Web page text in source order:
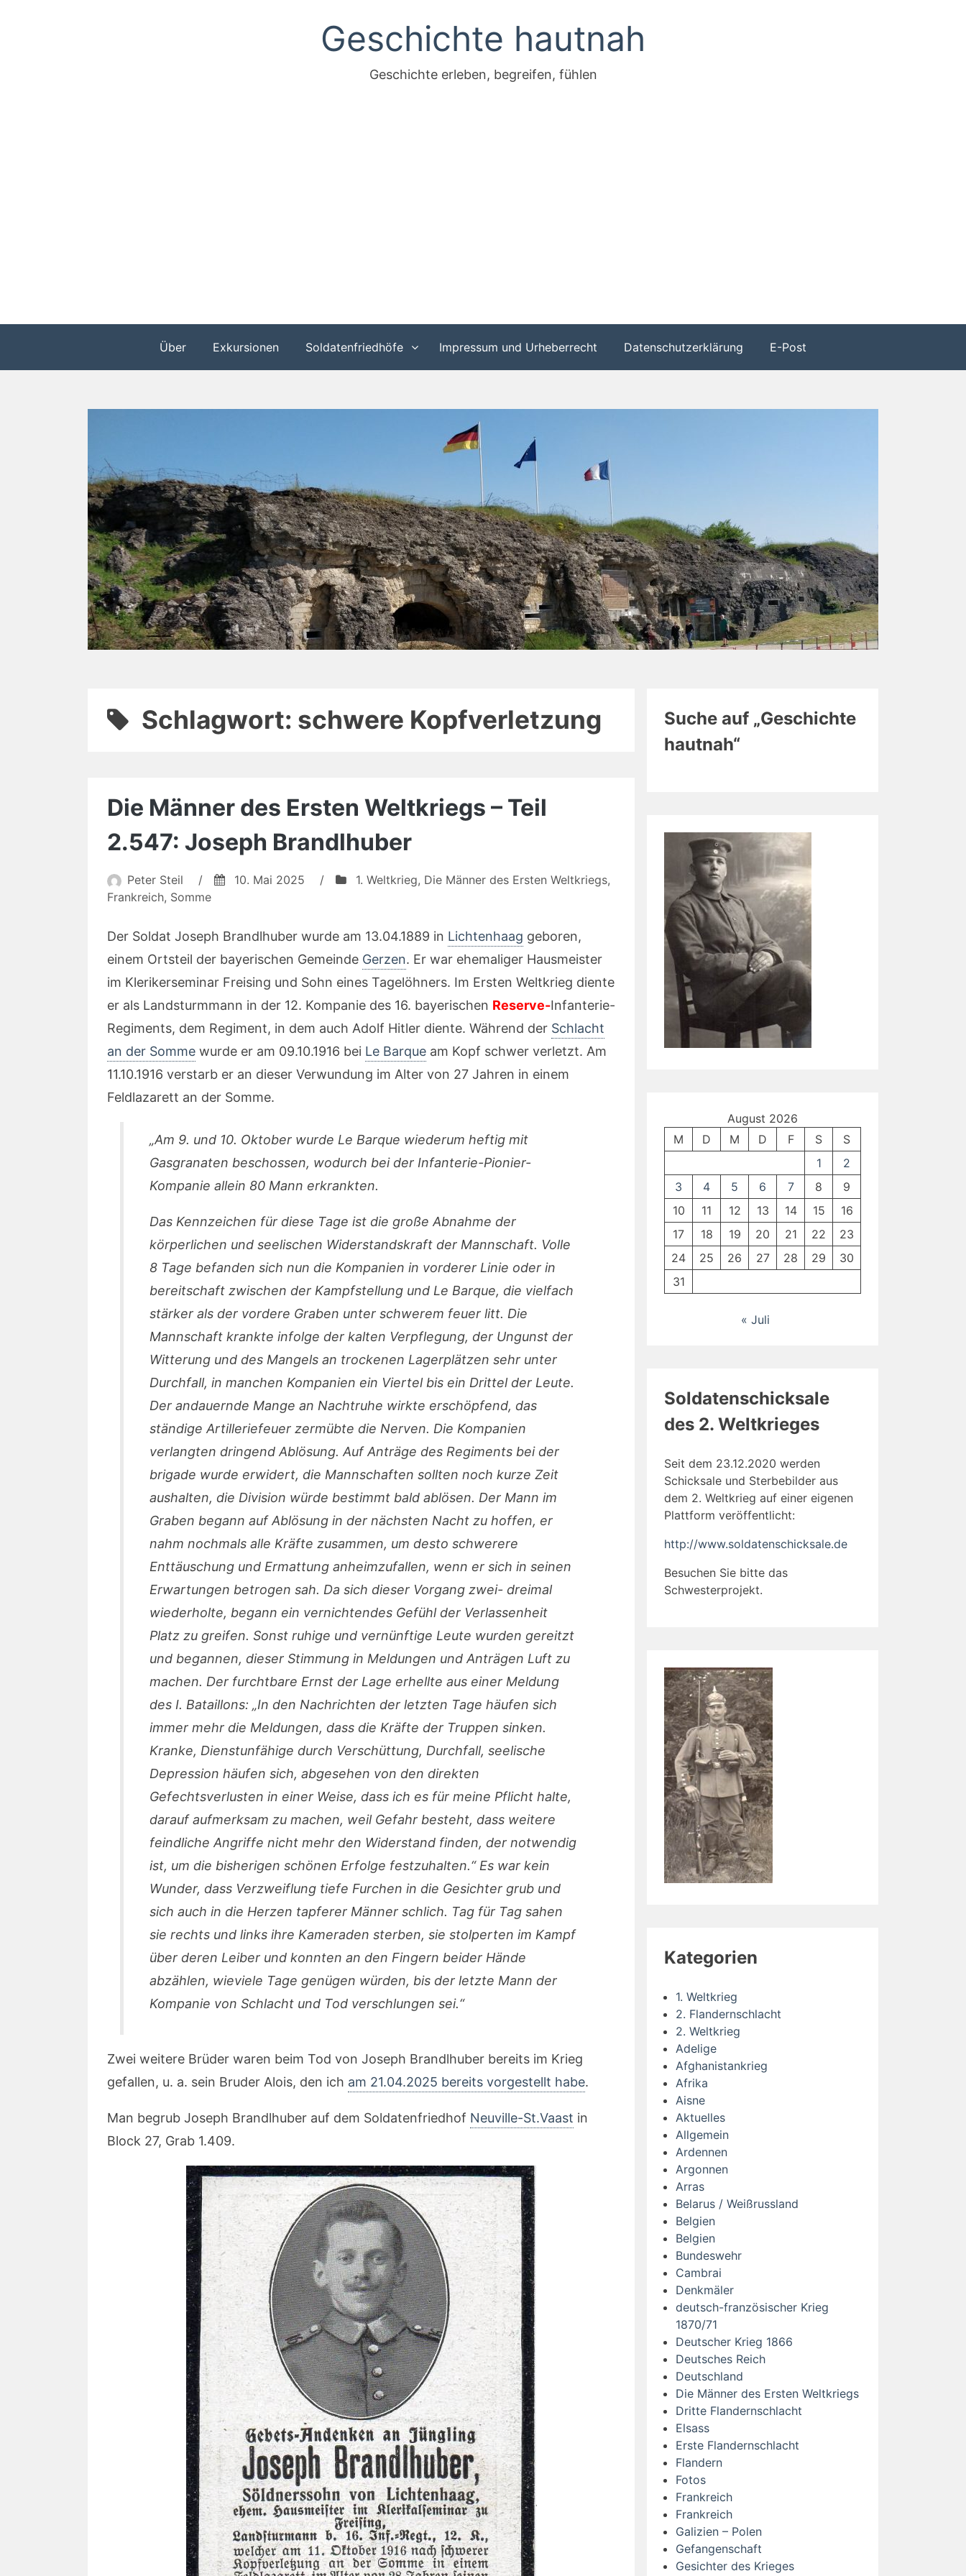
Geschichte hautnah
Geschichte erleben, begreifen, fühlen
Über Exkursionen Soldatenfriedhöfe Impressum und Urheberrecht Datenschutzerklärung E-Post
Schlagwort: schwere Kopfverletzung
Die Männer des Ersten Weltkriegs – Teil
2.547: Joseph Brandlhuber
Peter Steil / 10. Mai 2025 / 1. Weltkrieg, Die Männer des Ersten Weltkriegs,
Frankreich, Somme
Der Soldat Joseph Brandlhuber wurde am 13.04.1889 in Lichtenhaag geboren,
einem Ortsteil der bayerischen Gemeinde Gerzen. Er war ehemaliger Hausmeister
im Klerikerseminar Freising und Sohn eines Tagelöhners. Im Ersten Weltkrieg diente
er als Landsturmmann in der 12. Kompanie des 16. bayerischen Reserve-Infanterie-
Regiments, dem Regiment, in dem auch Adolf Hitler diente. Während der Schlacht
an der Somme wurde er am 09.10.1916 bei Le Barque am Kopf schwer verletzt. Am
11.10.1916 verstarb er an dieser Verwundung im Alter von 27 Jahren in einem
Feldlazarett an der Somme.
„Am 9. und 10. Oktober wurde Le Barque wiederum heftig mit
Gasgranaten beschossen, wodurch bei der Infanterie-Pionier-
Kompanie allein 80 Mann erkrankten.
Das Kennzeichen für diese Tage ist die große Abnahme der
körperlichen und seelischen Widerstandskraft der Mannschaft. Volle
8 Tage befanden sich nun die Kompanien in vorderer Linie oder in
bereitschaft zwischen der Kampfstellung und Le Barque, die vielfach
stärker als der vordere Graben unter schwerem feuer litt. Die
Mannschaft krankte infolge der kalten Verpflegung, der Ungunst der
Witterung und des Mangels an trockenen Lagerplätzen sehr unter
Durchfall, in manchen Kompanien ein Viertel bis ein Drittel der Leute.
Der andauernde Mange an Nachtruhe wirkte erschöpfend, das
ständige Artilleriefeuer zermübte die Nerven. Die Kompanien
verlangten dringend Ablösung. Auf Anträge des Regiments bei der
brigade wurde erwidert, die Mannschaften sollten noch kurze Zeit
aushalten, die Division würde bestimmt bald ablösen. Der Mann im
Graben begann auf Ablösung in der nächsten Nacht zu hoffen, er
nahm nochmals alle Kräfte zusammen, um desto schwerere
Enttäuschung und Ermattung anheimzufallen, wenn er sich in seinen
Erwartungen betrogen sah. Da sich dieser Vorgang zwei- dreimal
wiederholte, begann ein vernichtendes Gefühl der Verlassenheit
Platz zu greifen. Sonst ruhige und vernünftige Leute wurden gereitzt
und begannen, dieser Stimmung in Meldungen und Anträgen Luft zu
machen. Der furchtbare Ernst der Lage erhellte aus einer Meldung
des I. Bataillons: „In den Nachrichten der letzten Tage häufen sich
immer mehr die Meldungen, dass die Kräfte der Truppen sinken.
Kranke, Dienstunfähige durch Verschüttung, Durchfall, seelische
Depression häufen sich, abgesehen von den direkten
Gefechtsverlusten in einer Weise, dass ich es für meine Pflicht halte,
darauf aufmerksam zu machen, weil Gefahr besteht, dass weitere
feindliche Angriffe nicht mehr den Widerstand finden, der notwendig
ist, um die bisherigen schönen Erfolge festzuhalten.“ Es war kein
Wunder, dass Verzweiflung tiefe Furchen in die Gesichter grub und
sich auch in die Herzen tapferer Männer schlich. Tag für Tag sahen
sie rechts und links ihre Kameraden sterben, sie stolperten im Kampf
über deren Leiber und konnten an den Fingern beider Hände
abzählen, wieviele Tage genügen würden, bis der letzte Mann der
Kompanie von Schlacht und Tod verschlungen sei.“
Zwei weitere Brüder waren beim Tod von Joseph Brandlhuber bereits im Krieg
gefallen, u. a. sein Bruder Alois, den ich am 21.04.2025 bereits vorgestellt habe.
Man begrub Joseph Brandlhuber auf dem Soldatenfriedhof Neuville-St.Vaast in
Block 27, Grab 1.409.
Suche auf „Geschichte
hautnah“
August 2026
M
D M D F S
S
1
2
3
4 5 6 7 8
9
10
11 12 13 14 15
16
17
18 19 20 21 22
23
24
25 26 27 28 29
30
31
« Juli
Soldatenschicksale
des 2. Weltkrieges
Seit dem 23.12.2020 werden
Schicksale und Sterbebilder aus
dem 2. Weltkrieg auf einer eigenen
Plattform veröffentlicht:
http://www.soldatenschicksale.de
Besuchen Sie bitte das
Schwesterprojekt.
Kategorien
1. Weltkrieg
2. Flandernschlacht
2. Weltkrieg
Adelige
Afghanistankrieg
Afrika
Aisne
Aktuelles
Allgemein
Ardennen
Argonnen
Arras
Belarus / Weißrussland
Belgien
Belgien
Bundeswehr
Cambrai
Denkmäler
deutsch-französischer Krieg
1870/71
Deutscher Krieg 1866
Deutsches Reich
Deutschland
Die Männer des Ersten Weltkriegs
Dritte Flandernschlacht
Elsass
Erste Flandernschlacht
Flandern
Fotos
Frankreich
Frankreich
Galizien – Polen
Gefangenschaft
Gesichter des Krieges